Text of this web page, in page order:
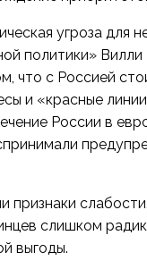
угроза для
политики»
что с Россией
и «красные
России в
признаки
слишком
выгоды.